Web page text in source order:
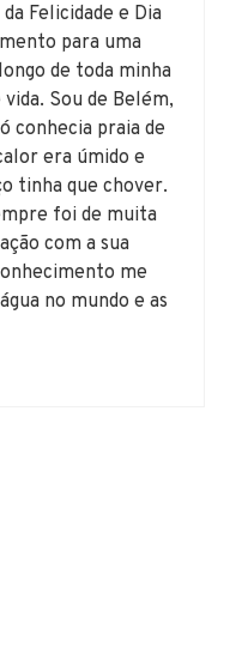
Felicidade e Dia
para uma
de toda minha
Sou de Belém,
conhecia praia de
era úmido e
tinha que chover.
foi de muita
com a sua
me
no mundo e as